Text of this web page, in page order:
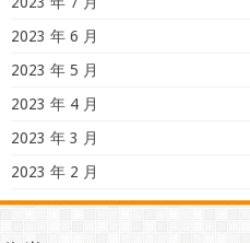
2023 年 6 月
2023 年 5 月
2023 年 4 月
2023 年 3 月
2023 年 2 月